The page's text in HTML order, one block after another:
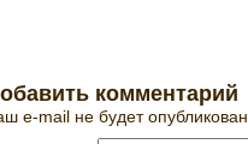
комментарий
e-mail не будет опубликован.